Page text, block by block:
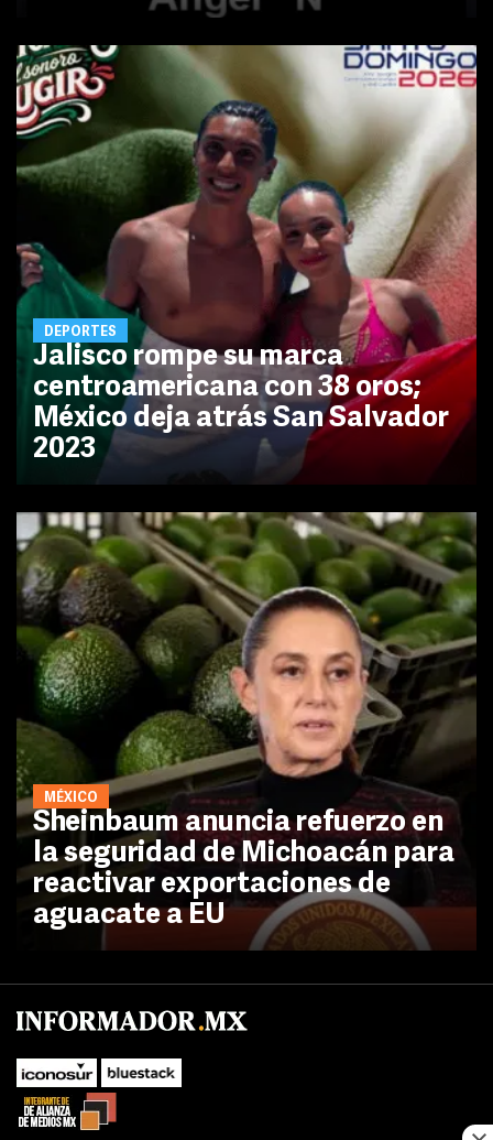
DEPORTES
Jalisco rompe su marca
centroamericana con 38 oros;
México deja atrás San Salvador
2023
MÉXICO
Sheinbaum anuncia refuerzo en
la seguridad de Michoacán para
reactivar exportaciones de
aguacate a EU